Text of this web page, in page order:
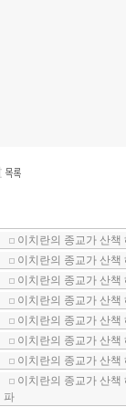
이치란의 종교가 산
이치란의 종교가 산
이치란의 종교가 산
이치란의 종교가 산
이치란의 종교가 산
이치란의 종교가 산
이치란의 종교가 산
이치란의 종교가 산
파